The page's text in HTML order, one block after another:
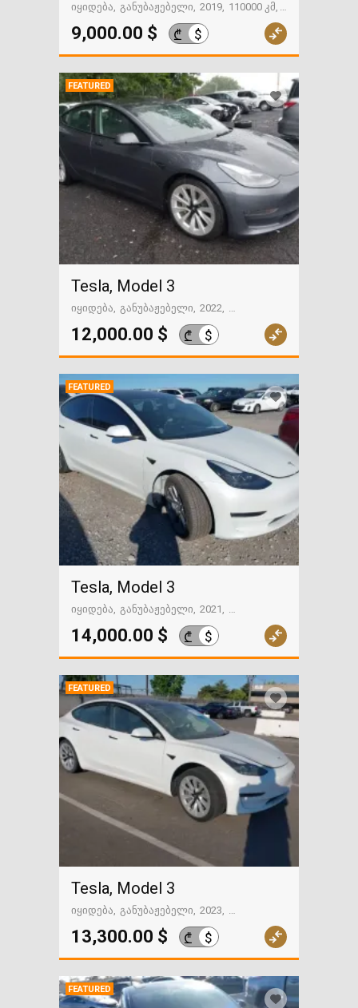
იყიდება განუბაჟებელი 2019 110000 კმ
გზაში. საქართველოსკენ
9,000.00 $ ₾ $
FEATURED
Tesla, Model 3
იყიდება განუბაჟებელი 2022
გზაში. საქართველოსკენ
12,000.00 $ ₾ $
FEATURED
Tesla, Model 3
იყიდება განუბაჟებელი 2021
გზაში. საქართველოსკენ
14,000.00 $ ₾ $
FEATURED
Tesla, Model 3
იყიდება განუბაჟებელი 2023
გზაში. საქართველოსკენ
13,300.00 $ ₾ $
FEATURED